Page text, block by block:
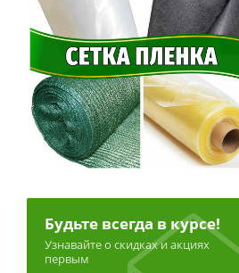
Будьте всегда в курсе!
Узнавайте о скидках и акциях
первым